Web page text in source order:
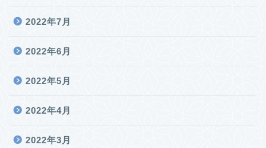
2022年7月
2022年6月
2022年5月
2022年4月
2022年3月